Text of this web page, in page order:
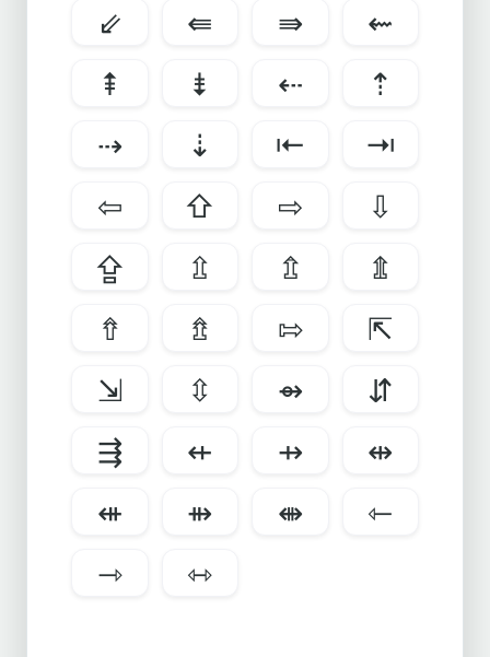
⇙
⇚ ⇛
⇜
⇞
⇟ ⇠
⇡
⇢
⇣ ⇤
⇥
⇦
⇧ ⇨
⇩
⇪
⇫ ⇬
⇭
⇮
⇯ ⇰
⇱
⇲
⇳ ⇴
⇵
⇶
⇷ ⇸
⇹
⇺
⇻ ⇼
⇽
⇾
⇿